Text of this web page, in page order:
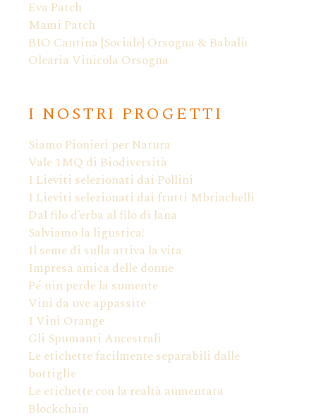
Eva Patch
Mami Patch
BIO Cantina {Sociale} Orsogna & Babalù
Olearia Vinicola Orsogna
I NOSTRI PROGETTI
Siamo Pionieri per Natura
Vale 1MQ di Biodiversità
I Lieviti selezionati dai Pollini
I Lieviti selezionati dai frutti Mbriachelli
Dal filo d’erba al filo di lana
Salviamo la ligustica!
Il seme di sulla attiva la vita
Impresa amica delle donne
Pé nin perde la sumente
Vini da uve appassite
I Vini Orange
Gli Spumanti Ancestrali
Le etichette facilmente separabili dalle
bottiglie
Le etichette con la realtà aumentata
Blockchain